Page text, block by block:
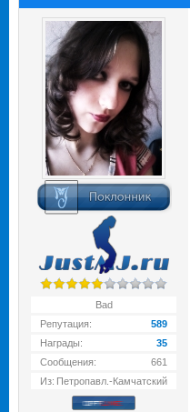
Bad
Репутация:
589
Награды:
35
Сообщения:
661
Из: Петропавл.-Камчатский